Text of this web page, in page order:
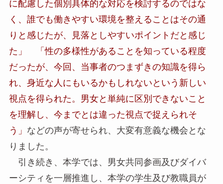
に配慮した個別具体的な対応を検討するのではな
く、誰でも働きやすい環境を整えることはその通
りと感じたが、見落としやすいポイントだと感じ
た」 「性の多様性があることを知っている程度
だったが、 今回 、 当事者のつまずきの知識を得ら
れ、 身近な人にもいるかもしれないという新しい
視点を得られた。男女と単純に区別できないこと
を理解し 、 今までとは違った視点で捉えられそ
う」 などの声が寄せられ、大変有意義な機会とな
りました。
引き続き、本学では、男女共同参画及びダイバ
ーシティを一層推進し、本学の学生及び教職員が